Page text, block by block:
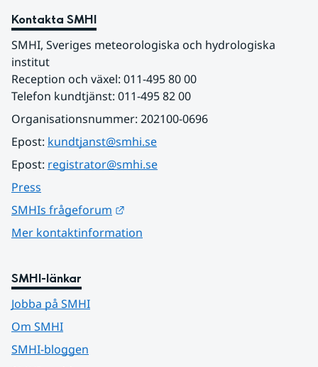
Kontakta SMHI
SMHI, Sveriges meteorologiska och hydrologiska
institut
Reception och växel: 011-495 80 00
Telefon kundtjänst: 011-495 82 00
Organisationsnummer: 202100-0696
Epost: kundtjanst@smhi.se
Epost: registrator@smhi.se
Press
SMHIs frågeforum
Mer kontaktinformation
SMHI-länkar
Jobba på SMHI
Om SMHI
SMHI-bloggen